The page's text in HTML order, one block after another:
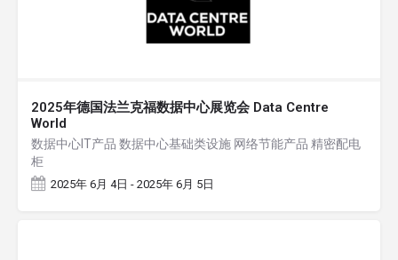
2025年德国法兰克福数据中心展览会 Data Centre
World
数据中心IT产品 数据中心基础类设施 网络节能产品 精密配电
柜
2025年 6月 4日 - 2025年 6月 5日